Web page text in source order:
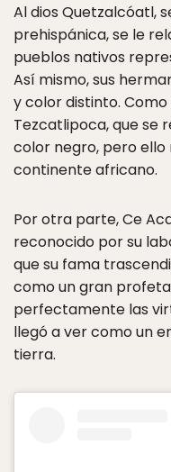
Al dios Quetzalcóatl,
prehispánica, se le
pueblos nativos
Así mismo, sus
y color distinto.
Tezcatlipoca, que se
color negro, pero ello
continente africano.
Por otra parte, Ce
reconocido por su
que su fama
como un gran
perfectamente las
llegó a ver como un
tierra.